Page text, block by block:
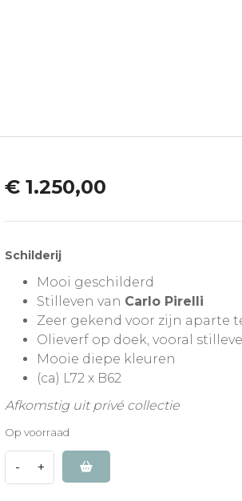
€1.250,00
Schilderij
Mooi geschilderd
Stilleven van Carlo Pirelli
Zeer gekend voor zijn aparte
Olieverf op doek, vooral
Mooie diepe kleuren
(ca) L72 x B62
Afkomstig uit privé collectie
Op voorraad